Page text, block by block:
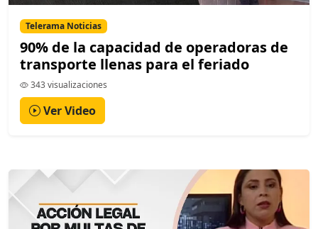
Telerama Noticias
90% de la capacidad de operadoras de
transporte llenas para el feriado
343 visualizaciones
Ver Video